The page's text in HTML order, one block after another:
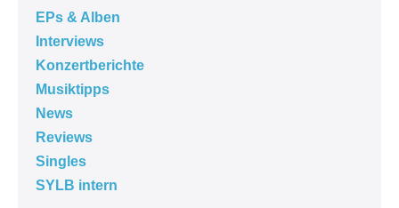
EPs & Alben
Interviews
Konzertberichte
Musiktipps
News
Reviews
Singles
SYLB intern